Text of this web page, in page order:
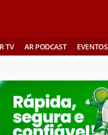
TV AR PODCAST EVENTOS